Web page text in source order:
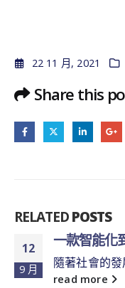
22 11 月, 2021
Share this
RELATEDPOSTS
生活...
09
6 月
在
的
隨